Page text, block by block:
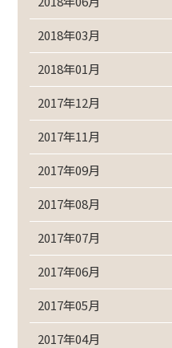
2018年03月
2018年01月
2017年12月
2017年11月
2017年09月
2017年08月
2017年07月
2017年06月
2017年05月
2017年04月